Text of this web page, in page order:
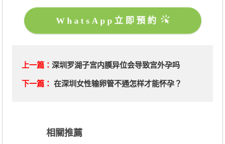
WhatsApp立即預約
上一篇： 深圳罗湖子宫内膜异位会导致宫外孕吗
下一篇： 在深圳女性输卵管不通怎样才能怀孕？
相關推薦